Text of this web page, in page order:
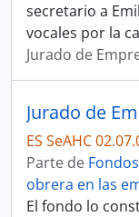
secretario a
vocales por la
Jurado de
ES SeAHC
Parte de
obrera en las
El fondo lo